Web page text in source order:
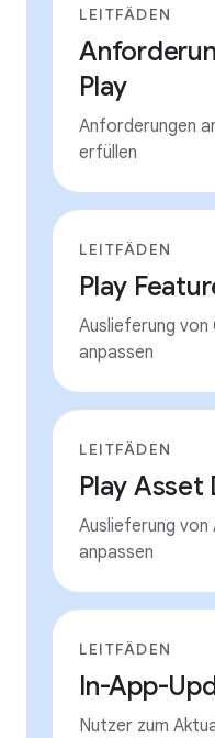
LEITFÄDEN
Play
Anforderungen
erfüllen
LEITFÄDEN
Play
Auslieferung von
anpassen
LEITFÄDEN
Play Asset
Auslieferung
anpassen
LEITFÄDEN
In-App-
Nutzer zum